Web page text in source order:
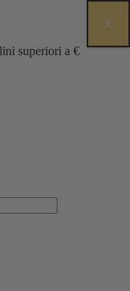
superiori a €
X